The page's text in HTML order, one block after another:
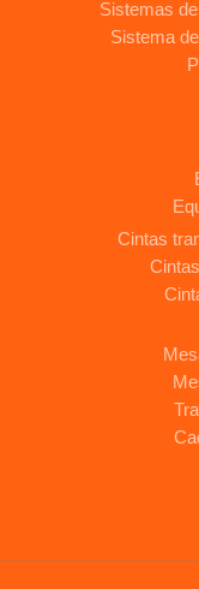
Sistemas
Sistema
Cintas